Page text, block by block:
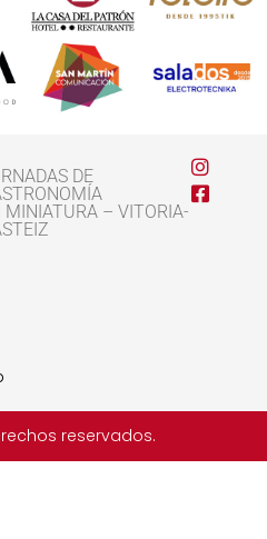
DE
MINIATURA – VITORIA-
reservados.